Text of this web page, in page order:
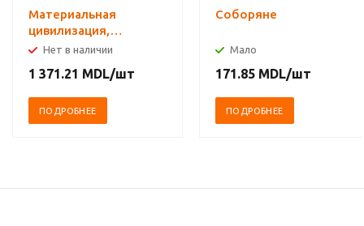
Материальная
цивилизация,
экономика и
вв. Комплект в 3-х
томах
Нет в наличии
1 371.21 MDL/шт
ПОДРОБНЕЕ
Соборяне
Мало
171.85 MDL/шт
ПОДРОБНЕЕ